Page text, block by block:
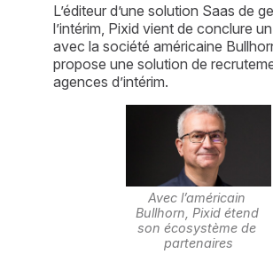
L’éditeur d’une solution Saas de
l’intérim, Pixid vient de conclure
avec la société américaine
propose une solution de
agences d’intérim.
Avec l’américain
Bullhorn, Pixid étend
son écosystème de
partenaires